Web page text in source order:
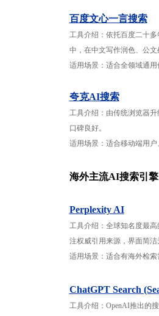
百度文心一言搜索
工具介绍：依托百度二十
中，在中文写作润色、公文
适用场景：适合全领域通
夸克AI搜索
工具介绍：由传统浏览器
口碑良好。
适用场景：适合移动端用
海外主流AI搜索引擎
Perplexity AI
工具介绍：全球知名度最
注权威引用来源，界面简洁
适用场景：适合有海外检
ChatGPT Search
工具介绍：OpenAI推出的